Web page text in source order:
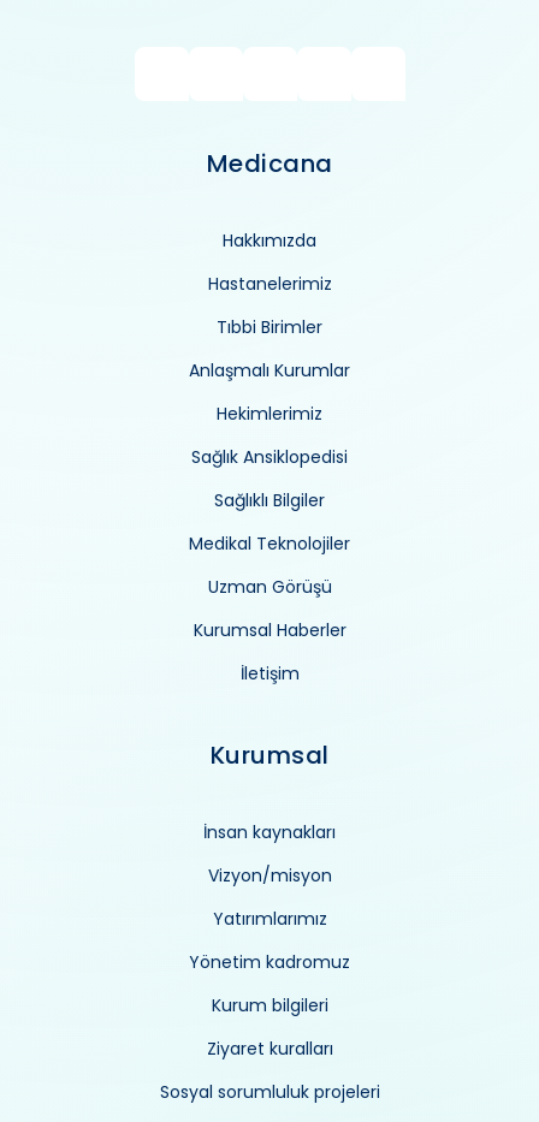
Medicana
Hakkımızda
Hastanelerimiz
Tıbbi Birimler
Anlaşmalı Kurumlar
Hekimlerimiz
Sağlık Ansiklopedisi
Sağlıklı Bilgiler
Medikal Teknolojiler
Uzman Görüşü
Kurumsal Haberler
İletişim
Kurumsal
İnsan kaynakları
Vizyon/misyon
Yatırımlarımız
Yönetim kadromuz
Kurum bilgileri
Ziyaret kuralları
Sosyal sorumluluk projeleri